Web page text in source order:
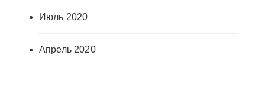
Июль 2020
Апрель 2020